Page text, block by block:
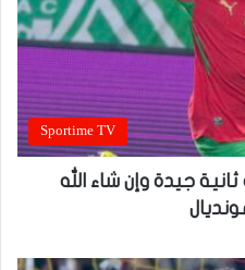
Sportime TV
جيدة وإن شاء الله